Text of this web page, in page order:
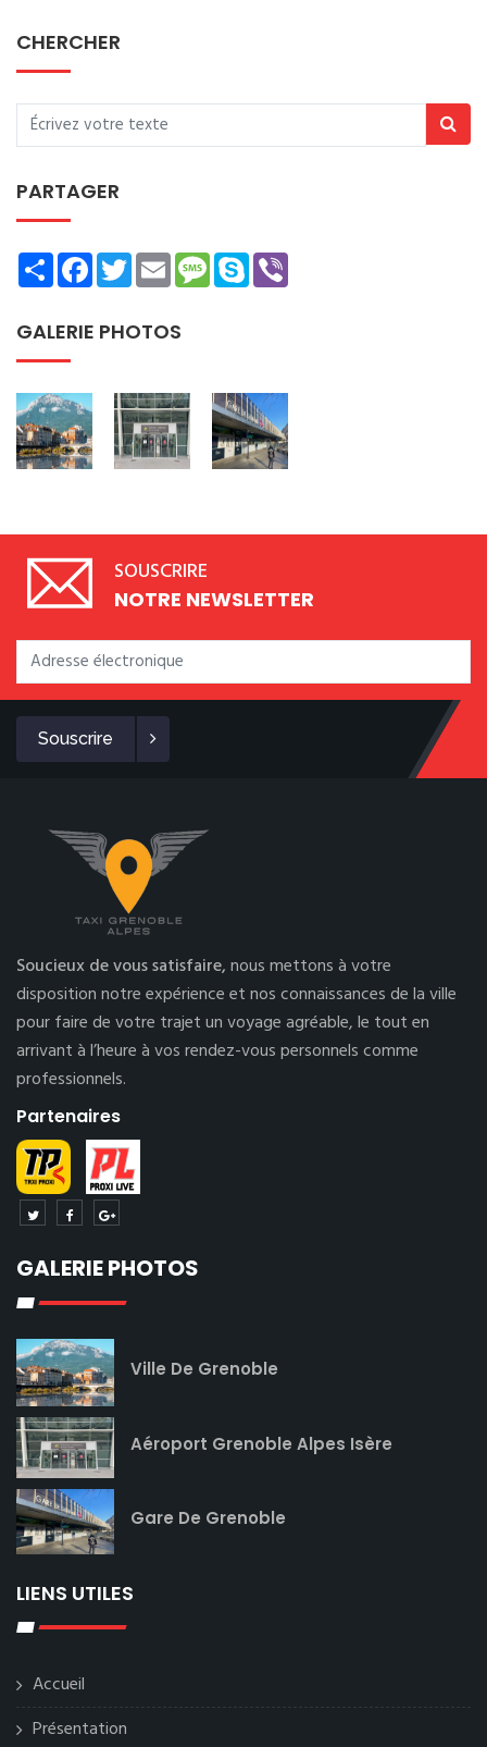
CHERCHER
PARTAGER
ShareFacebookTwitterEmailMessage
Skype
GALERIE PHOTOS
SOUSCRIRE
NOTRE NEWSLETTER
Souscrire
Soucieux de vous satisfaire,nous mettons à votre
disposition notre expérience et nos connaissances de la ville
pour faire de votre trajet un voyage agréable, le tout en
arrivant à l’heure à vos rendez-vous personnels comme
professionnels.
Partenaires
GALERIE PHOTOS
Ville De Grenoble
Aéroport Grenoble Alpes Isère
Gare De Grenoble
LIENS UTILES
Accueil
Présentation